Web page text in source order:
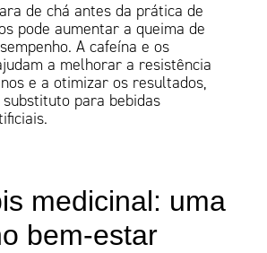
de chá antes da prática de
pode aumentar a queima de
A cafeína e os
a melhorar a resistência
e a otimizar os resultados,
para bebidas
medicinal: uma
bem-estar